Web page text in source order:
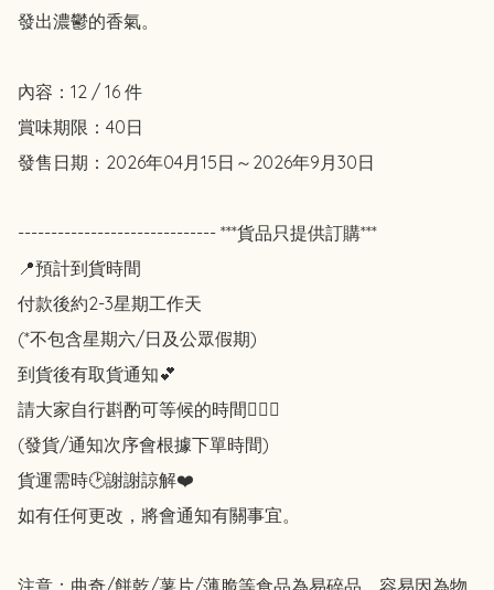
發出濃鬱的香氣。
內容：12 / 16 件
賞味期限：40日
發售日期：2026年04月15日～2026年9月30日
------------------------------ ***貨品只提供訂購***
📍預計到貨時間
付款後約2-3星期工作天
(*不包含星期六/日及公眾假期)
到貨後有取貨通知💕
請大家自行斟酌可等候的時間🙇🏻‍♀️
(發貨/通知次序會根據下單時間)
貨運需時🕑謝謝諒解❤️
如有任何更改，將會通知有關事宜。